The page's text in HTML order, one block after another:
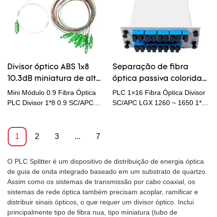
O PLC Splitter é um dispositivo de distribuição de energia óptica
de guia de onda integrado baseado em um substrato de quartzo.
Assim como os sistemas de transmissão por cabo coaxial, os
sistemas de rede óptica também precisam acoplar, ramificar e
distribuir sinais ópticos, o que requer um divisor óptico. Inclui
principalmente tipo de fibra nua, tipo miniatura (tubo de
específicas.
Fiber Optical Splitter SC/APC
Connector splitter plc pacote
neutro ou forma de embalagem
personalizada. em seguida,
Divisor óptico ABS 1x8
10.3dB miniatura de alta
estabilidade
confiabilidade
Mini Módulo 0.9 Fibra Óptica
PLC Divisor 1*8 0.9 SC/APC
Separação de fibra
óptica passiva colorida
1260-1650nm baixa
perda de inserção
PLC 1×16 Fibra Óptica Divisor
SC/APC LGX 1260 ~ 1650 1*16
1 2 3 ... 7